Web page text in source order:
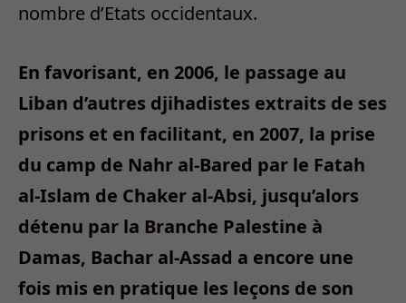
nombre d’Etats occidentaux.
En favorisant, en 2006, le passage au
Liban d’autres djihadistes extraits de ses
prisons et en facilitant, en 2007, la prise
du camp de Nahr al-Bared par le Fatah
al-Islam de Chaker al-Absi, jusqu’alors
détenu par la Branche Palestine à
Damas, Bachar al-Assad a encore une
fois mis en pratique les leçons de son